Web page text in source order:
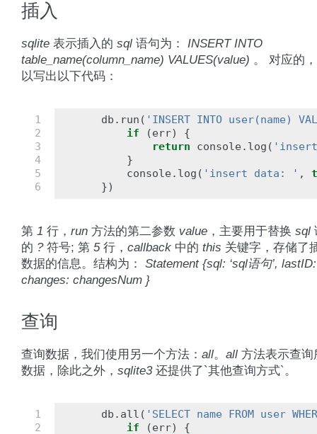
插入
sqlite 表示插入的 sql 语句为： INSERT INTO
table_name(column_name) VALUES(value) 。 对应的
以写出以下代码：
1
2
3
4
5
6
db . run ( 'INSERT INTO user(name)
if
(err)
{
return
console . log (
}
console . log ( 'insert data: ' ,
})
第 1 行， run 方法的第二参数 value ，主要用于替换 sql
的 ?符号; 第 5行， callback 中的 this 关键字，存储了
数据的信息。结构为： Statement {sql: ‘sql语句’,
changes: changesNum }
查询
查询数据，我们使用另一个方法： all。 all 方法表示查询
数据，除此之外， sqlite3还提供了`其他查询方式`。
1
2
db . all ( 'SELECT name FROM user
if
(err)
{